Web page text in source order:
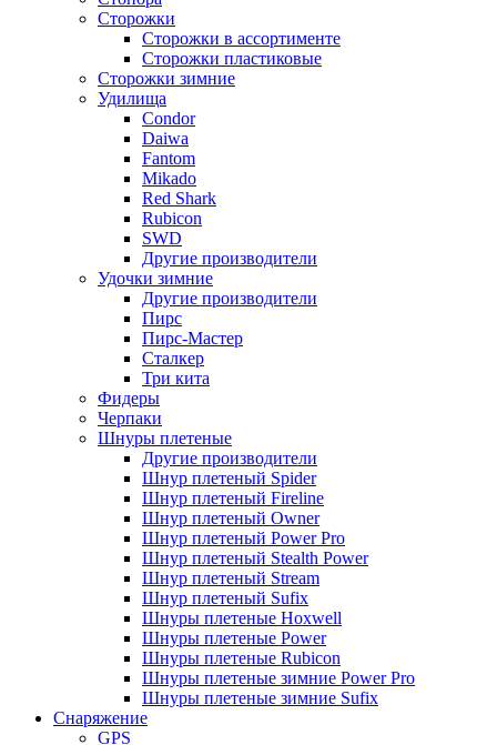
Сторожки
Сторожки в ассортименте
Сторожки пластиковые
Сторожки зимние
Удилища
Condor
Daiwa
Fantom
Mikado
Red Shark
Rubicon
SWD
Другие производители
Удочки зимние
Другие производители
Пирс
Пирс-Мастер
Сталкер
Три кита
Фидеры
Черпаки
Шнуры плетеные
Другие производители
Шнур плетеный Spider
Шнур плетеный Fireline
Шнур плетеный Owner
Шнур плетеный Power Pro
Шнур плетеный Stealth Power
Шнур плетеный Stream
Шнур плетеный Sufix
Шнуры плетеные Hoxwell
Шнуры плетеные Power
Шнуры плетеные Rubicon
Шнуры плетеные зимние Power Pro
Шнуры плетеные зимние Sufix
Снаряжение
GPS